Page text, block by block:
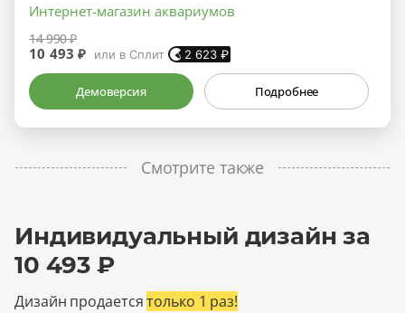
Интернет-магазин аквариумов
14 990 ₽
10 493 ₽ или в Сплит 2 623₽
Демоверсия Подробнее
Смотрите также
Индивидуальный дизайн за
10 493 ₽
Дизайн продаетсятолько 1 раз!